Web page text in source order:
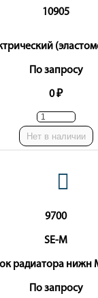
10905
По запросу
0 ₽
Нет в наличии
9700
SE-M
радиатора нижн
По запросу